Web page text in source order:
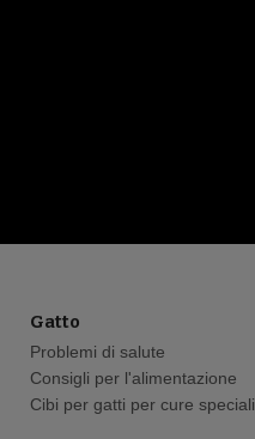
Gatto
Problemi di salute
Consigli per l'alimentazione
Cibi per gatti per cure speciali